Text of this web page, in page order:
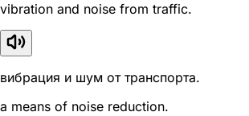
vibration and noise from traffic.
вибрация и шум от транспорта.
a means of noise reduction.